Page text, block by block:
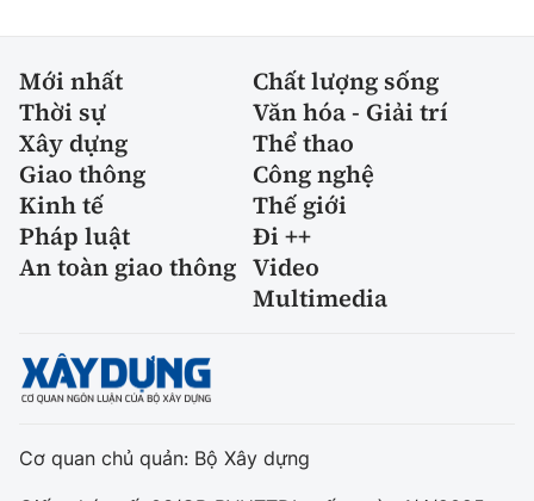
Mới nhất
Chất lượng sống
Thời sự
Văn hóa - Giải trí
Xây dựng
Thể thao
Giao thông
Công nghệ
Kinh tế
Thế giới
Pháp luật
Đi ++
An toàn giao thông Video
Multimedia
Cơ quan chủ quản: Bộ Xây dựng